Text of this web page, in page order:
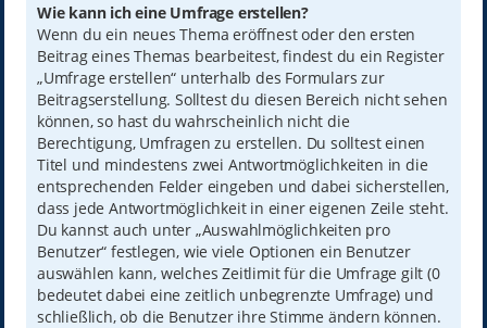
Wie kann ich eine Umfrage erstellen?
Wenn du ein neues Thema eröffnest oder den ersten
Beitrag eines Themas bearbeitest, findest du ein Register
„Umfrage erstellen“ unterhalb des Formulars zur
Beitragserstellung. Solltest du diesen Bereich nicht sehen
können, so hast du wahrscheinlich nicht die
Berechtigung, Umfragen zu erstellen. Du solltest einen
Titel und mindestens zwei Antwortmöglichkeiten in die
entsprechenden Felder eingeben und dabei sicherstellen,
dass jede Antwortmöglichkeit in einer eigenen Zeile steht.
Du kannst auch unter „Auswahlmöglichkeiten pro
Benutzer“ festlegen, wie viele Optionen ein Benutzer
auswählen kann, welches Zeitlimit für die Umfrage gilt (0
bedeutet dabei eine zeitlich unbegrenzte Umfrage) und
schließlich, ob die Benutzer ihre Stimme ändern können.